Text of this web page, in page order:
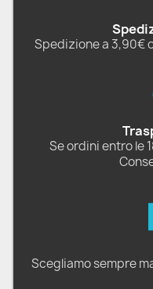
Spedizione a 3,90€
Se ordini entro le
Scegliamo sempre